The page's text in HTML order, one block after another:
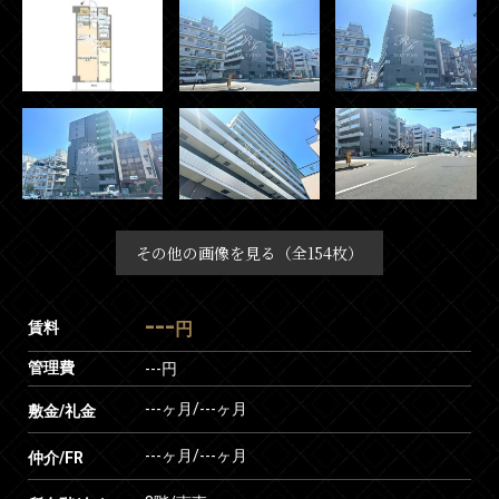
その他の画像を見る（全154枚）
賃料 --- 円
管理費 ---円
敷金/礼金 ---ヶ月/---ヶ月
仲介/FR ---ヶ月/---ヶ月